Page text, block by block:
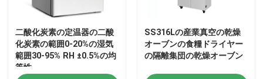
二酸化炭素の定温器の二酸
化炭素の範囲0-20%の湿気
範囲30-95% RH ±0.5%の均
等性
SS316Lの産業真空の乾燥
オーブンの食糧ドライヤー
の隔離集団の乾燥オーブン